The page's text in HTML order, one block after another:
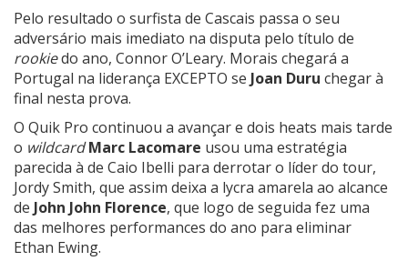
Pelo resultado o surfista de Cascais passa o seu
adversário mais imediato na disputa pelo título de
rookiedo ano, Connor O’Leary. Morais chegará a
Portugal na liderança EXCEPTO se Joan Duru chegar à
final nesta prova.
O Quik Pro continuou a avançar e dois heats mais tarde
o wildcard Marc Lacomare usou uma estratégia
parecida à de Caio Ibelli para derrotar o líder do tour,
Jordy Smith, que assim deixa a lycra amarela ao alcance
de John John Florence, que logo de seguida fez uma
das melhores performances do ano para eliminar
Ethan Ewing.